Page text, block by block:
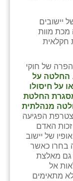
יישובים
מכת מוות
חקלאית
הפרה של חוקי
החלטה על
על חיסולו
החלטת
מנהלתית
הפגיעה
האדם
של יישוב
בחרו כאשר
גם מאלצת
אל
מתאימים